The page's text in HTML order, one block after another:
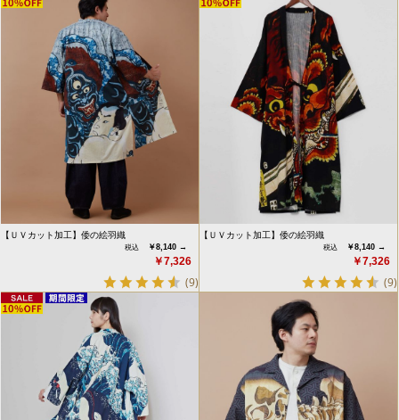
【ＵＶカット加工】倭の絵羽織
￥8,140 →
￥7,326
(9)
【ＵＶカット加工】倭の絵羽織
￥8,140 →
￥7,326
(9)